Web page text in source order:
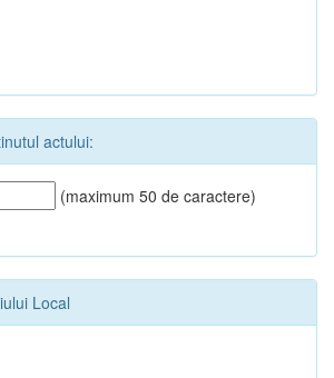
actului:
(maximum 50 de caractere)
Local